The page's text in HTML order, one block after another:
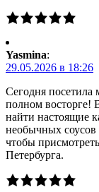
Yasmina:
29.05.2026 в 18:26
Сегодня посетила
полном восторге!
найти настоящие
необычных соусов
чтобы
Петербурга.